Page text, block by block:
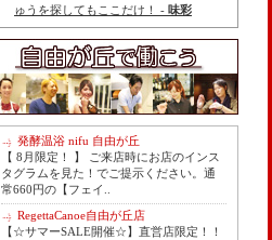
ゅうを探してもここだけ！ - 味彩
発酵温浴 nifu 自由が丘
【 8月限定！ 】 ご来店時にお店のインス
タグラムを見た！でご提示ください。通
常660円の【フェイ..
RegettaCanoe自由が丘店
【☆サマーSALE開催☆】直営店限定！！